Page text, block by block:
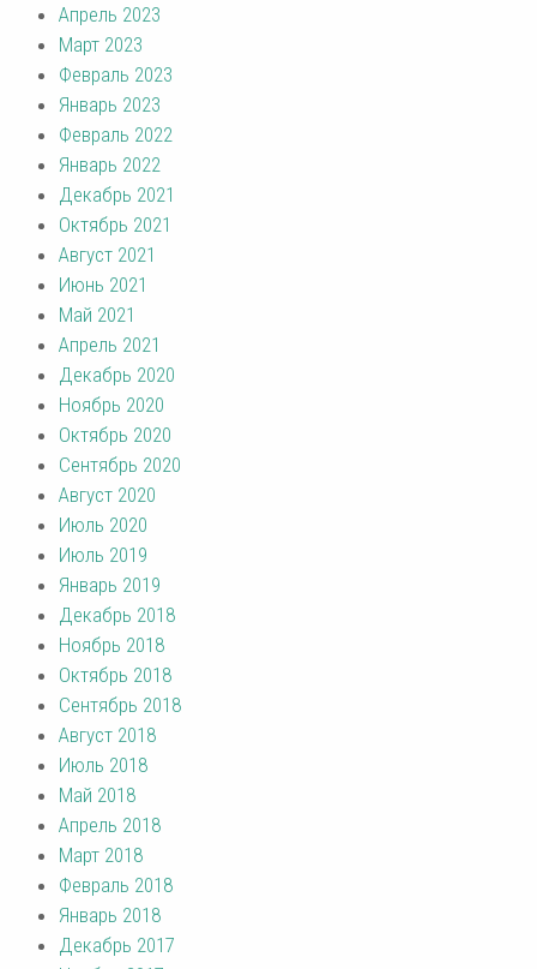
Апрель 2023
Март 2023
Февраль 2023
Январь 2023
Февраль 2022
Январь 2022
Декабрь 2021
Октябрь 2021
Август 2021
Июнь 2021
Май 2021
Апрель 2021
Декабрь 2020
Ноябрь 2020
Октябрь 2020
Сентябрь 2020
Август 2020
Июль 2020
Июль 2019
Январь 2019
Декабрь 2018
Ноябрь 2018
Октябрь 2018
Сентябрь 2018
Август 2018
Июль 2018
Май 2018
Апрель 2018
Март 2018
Февраль 2018
Январь 2018
Декабрь 2017